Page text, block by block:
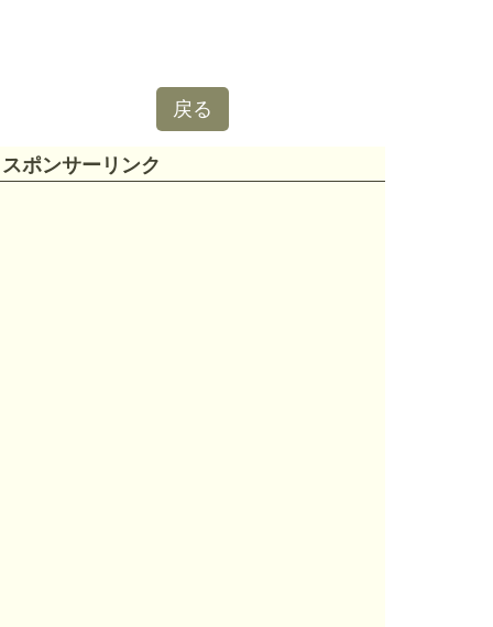
戻る
スポンサーリンク